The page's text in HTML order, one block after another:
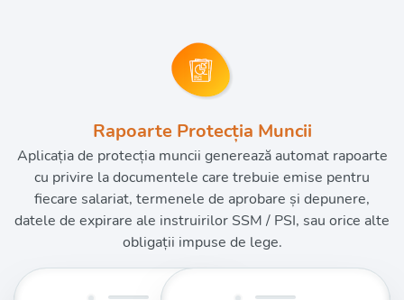
Rapoarte Protecția Muncii
Aplicația de protecția muncii generează automat rapoarte
cu privire la documentele care trebuie emise pentru
fiecare salariat, termenele de aprobare și depunere,
datele de expirare ale instruirilor SSM / PSI, sau orice alte
obligații impuse de lege.